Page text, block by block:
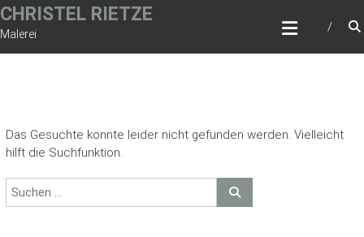
Zum
Inhalt
CHRISTEL RIETZE
Malerei
Das Gesuchte konnte leider nicht gefunden werden. Vielleicht
hilft die Suchfunktion.